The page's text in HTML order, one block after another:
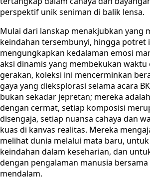
perspektif unik seniman di balik lensa.
Mulai dari lanskap menakjubkan yang
keindahan tersembunyi, hingga potret
mengungkapkan kedalaman emosi
aksi dinamis yang membekukan
gerakan, koleksi ini mencerminkan
gaya yang dieksplorasi selama acara
bukan sekadar jepretan; mereka
dengan cermat, setiap komposisi
disengaja, setiap nuansa cahaya dan
kuas di kanvas realitas. Mereka
melihat dunia melalui mata baru,
keindahan dalam keseharian, dan
dengan pengalaman manusia
mendalam.